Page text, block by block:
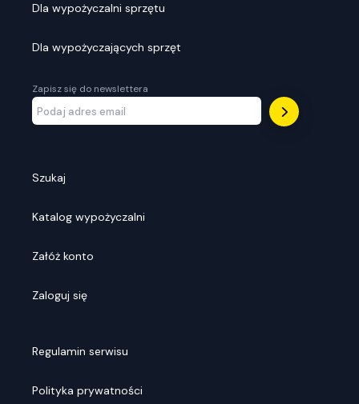
Dla wypożyczalni sprzętu
Dla wypożyczających sprzęt
Zapisz się do newslettera
Szukaj
Katalog wypożyczalni
Załóż konto
Zaloguj się
Regulamin serwisu
Polityka prywatności